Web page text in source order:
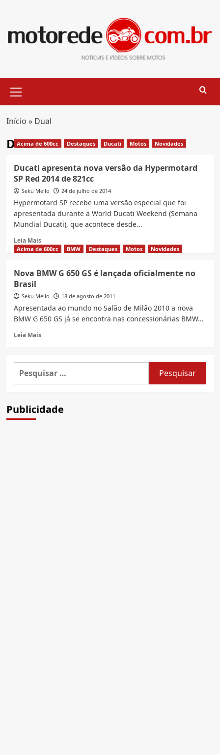
content
Menu
Início » Dual
Dual
Acima de 600cc Destaques Ducati Motos Novidades
Ducati apresenta nova versão da Hypermotard
SP Red 2014 de 821cc
Seku Mello 24 de julho de 2014
Hypermotard SP recebe uma versão especial que foi
apresentada durante a World Ducati Weekend (Semana
Mundial Ducati), que acontece desde...
Leia MaisRead
more
apresenta
versão
da
SP
Red
Acima de 600cc BMW Destaques Motos Novidades
Nova BMW G 650 GS é lançada oficialmente no
Brasil
Seku Mello 18 de agosto de 2011
Apresentada ao mundo no Salão de Milão 2010 a nova
BMW G 650 GS já se encontra nas concessionárias BMW...
Leia MaisRead
Nova
BMW
é
Pesquisar
por:
Publicidade